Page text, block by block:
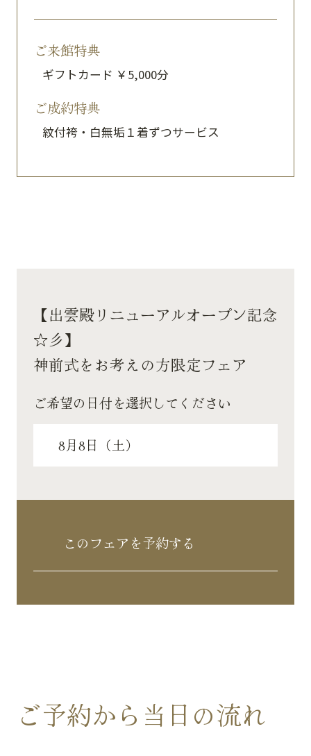
ご来館特典
ギフトカード ￥5,000分
ご成約特典
紋付袴・白無垢１着ずつサービス
【出雲殿リニューアルオープン記念
☆彡】
神前式をお考えの方限定フェア
ご希望の日付を選択してください
このフェアを予約する
ご予約から当日の流れ